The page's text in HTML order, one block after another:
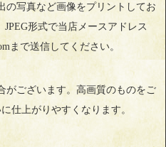
の写真など画像をプリントしてお
形式で当店メースアドレス
まで送信してください。
がございます。高画質のものをご
仕上がりやすくなります。